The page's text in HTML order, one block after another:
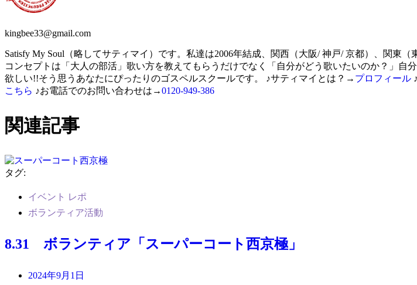
kingbee33@gmail.com
Satisfy My Soul（略してサティマイ）です。私達は2006年結成、関西（大阪/ 神戸/ 京都）、関東
コンセプトは「大人の部活」歌い方を教えてもらうだけでなく「自分がどう歌いたいのか？」
欲しい!!そう思うあなたにぴったりのゴスペルスクールです。 ♪サティマイとは？→ プロフィール
こちら ♪お電話でのお問い合わせは→0120-949-386
関連記事
タグ:
イベント レポ
ボランティア活動
8.31 ボランティア「スーパーコート西京極」
2024年9月1日